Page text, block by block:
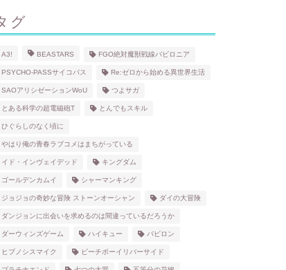
グ
A3! BEASTARS FGO絶対魔獣戦線バビロニア
PSYCHO-PASSサイコパス Re:ゼロから始める異世界生活
SAOアリシゼーションWoU つよサガ
とある科学の超電磁砲T とんでもスキル
ひぐらしのなく頃に
やはり俺の青春ラブコメはまちがっている
イド・インヴェイデッド キングダム
ゴールデンカムイ シャーマンキング
ジョジョの奇妙な冒険 ストーンオーシャン ダイの大冒険
ダンジョンに出会いを求めるのは間違っているだろうか
ダーウィンズゲーム ハイキュー バビロン
ヒプノシスマイク ピーチボーイリバーサイド